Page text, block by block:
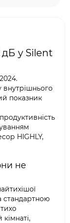
дБ у Silent
показник
HIGHLY,
не
стандартною